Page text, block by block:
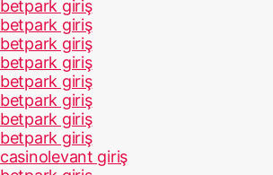
betpark giriş
betpark giriş
betpark giriş
betpark giriş
betpark giriş
betpark giriş
betpark giriş
betpark giriş
casinolevant giriş